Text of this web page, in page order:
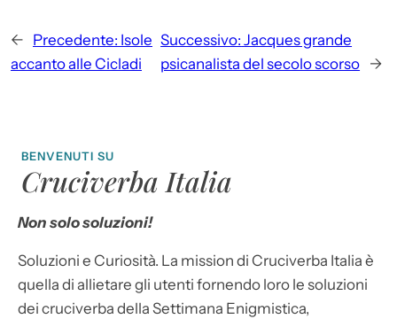
← Precedente: Isole
accanto alle Cicladi
Successivo: Jacques grande
psicanalista del secolo scorso →
BENVENUTI SU
Cruciverba Italia
Non solo soluzioni!
Soluzioni e Curiosità. La mission di Cruciverba Italia è
quella di allietare gli utenti fornendo loro le soluzioni
dei cruciverba della Settimana Enigmistica,